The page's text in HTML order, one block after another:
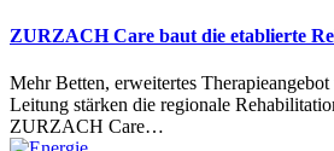
ZURZACH Care baut die etablierte
Mehr Betten, erweitertes
Leitung stärken die regionale
ZURZACH Care…